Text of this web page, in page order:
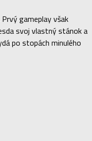
gameplay však
svoj vlastný stánok a
po stopách minulého